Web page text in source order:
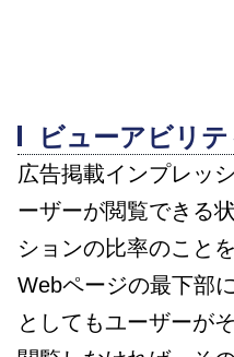
ビューアビリテ
広告掲載インプレッ
ーザーが閲覧できる
ションの比率のことを
Webページの最下部
としてもユーザーが